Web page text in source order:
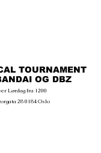
TOURNAMENT
OG DBZ
Lørdag fra 1200
28 0184 Oslo